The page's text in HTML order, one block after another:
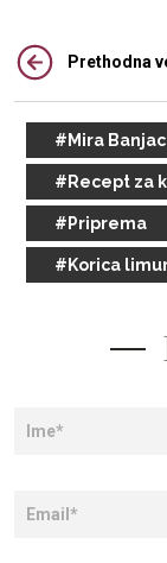
Prethodna
#Mira Banjac
#Recept za
#Priprema
#Korica